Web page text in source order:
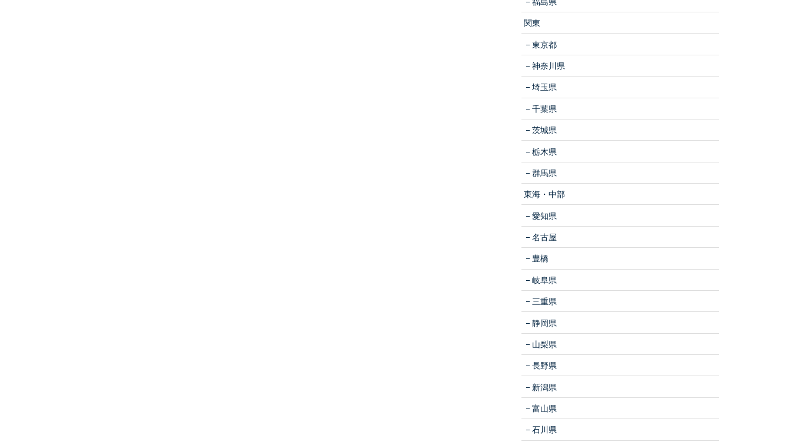
関東
東京都
神奈川県
埼玉県
千葉県
茨城県
栃木県
群馬県
東海・中部
愛知県
名古屋
豊橋
岐阜県
三重県
静岡県
山梨県
長野県
新潟県
富山県
石川県